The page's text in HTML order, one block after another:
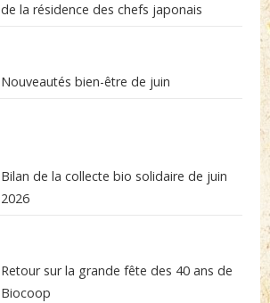
de la résidence des chefs japonais
Nouveautés bien-être de juin
Bilan de la collecte bio solidaire de juin
2026
Retour sur la grande fête des 40 ans de
Biocoop